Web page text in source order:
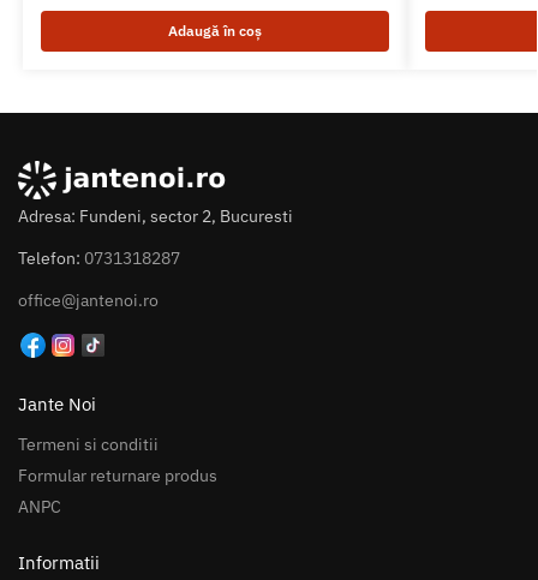
Adaugă în coș
Adresa: Fundeni, sector 2, Bucuresti
Telefon: 0731318287
office@jantenoi.ro
Jante Noi
Termeni si conditii
Formular returnare produs
ANPC
Informatii